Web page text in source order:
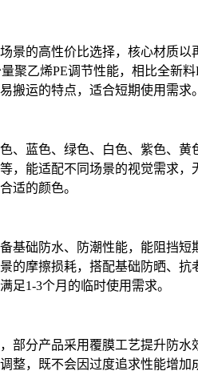
景的高性价比选择，核心材质以
聚乙烯PE调节性能，相比全新料
搬运的特点，适合短期使用需求。
、蓝色、绿色、白色、紫色、黄
，能适配不同场景的视觉需求，
适的颜色。
基础防水、防潮性能，能阻挡短
的摩擦损耗，搭配基础防晒、抗
足1-3个月的临时使用需求。
部分产品采用覆膜工艺提升防水
整，既不会因过度追求性能增加